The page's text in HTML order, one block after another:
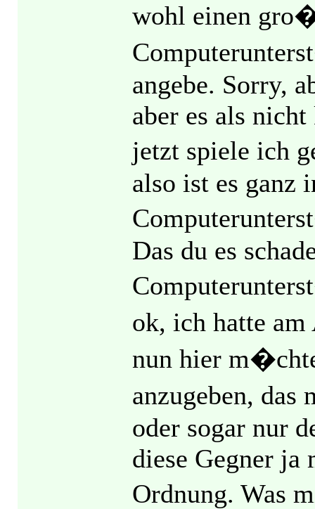
wohl einen
angebe. Sorry,
aber es als
jetzt spiele ich
also ist es ganz
Das du es
ok, ich hatte
nun hier
anzugeben,
oder sogar nur
diese Gegner ja
Ordnung. Was